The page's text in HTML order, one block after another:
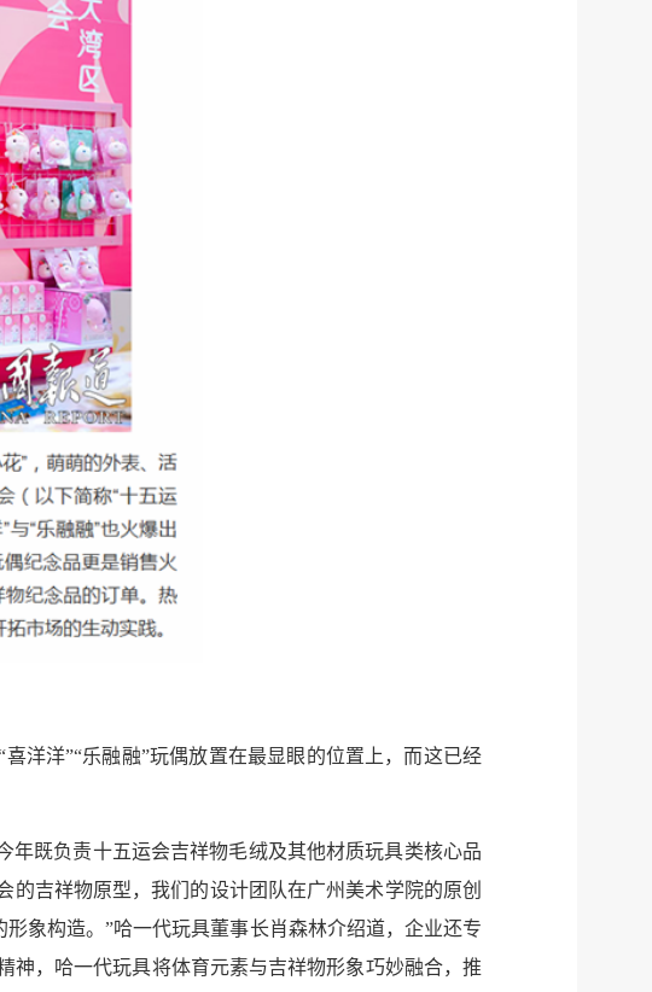
洋洋”“乐融融”玩偶放置在最显眼的位置上，而这已经
年既负责十五运会吉祥物毛绒及其他材质玩具类核心品
吉祥物原型，我们的设计团队在广州美术学院的原创
象构造。”哈一代玩具董事长肖森林介绍道，企业还专
神，哈一代玩具将体育元素与吉祥物形象巧妙融合，推